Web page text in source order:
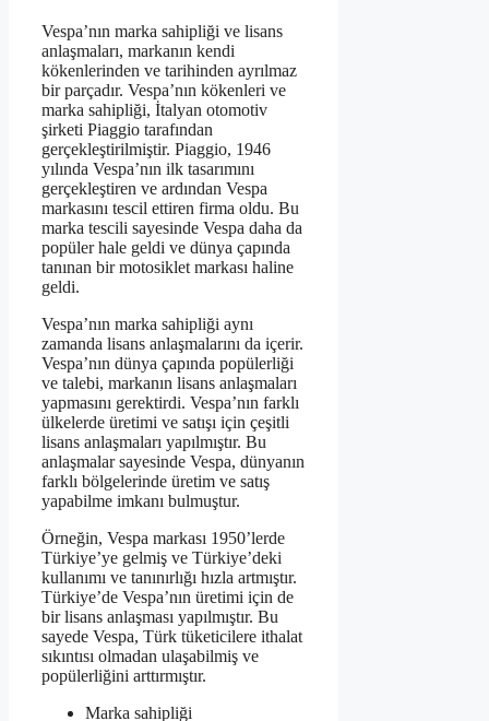
Vespa’nın marka sahipliği ve lisans
anlaşmaları, markanın kendi
kökenlerinden ve tarihinden ayrılmaz
bir parçadır. Vespa’nın kökenleri ve
marka sahipliği, İtalyan otomotiv
şirketi Piaggio tarafından
gerçekleştirilmiştir. Piaggio, 1946
yılında Vespa’nın ilk tasarımını
gerçekleştiren ve ardından Vespa
markasını tescil ettiren firma oldu. Bu
marka tescili sayesinde Vespa daha da
popüler hale geldi ve dünya çapında
tanınan bir motosiklet markası haline
geldi.
Vespa’nın marka sahipliği aynı
zamanda lisans anlaşmalarını da içerir.
Vespa’nın dünya çapında popülerliği
ve talebi, markanın lisans anlaşmaları
yapmasını gerektirdi. Vespa’nın farklı
ülkelerde üretimi ve satışı için çeşitli
lisans anlaşmaları yapılmıştır. Bu
anlaşmalar sayesinde Vespa, dünyanın
farklı bölgelerinde üretim ve satış
yapabilme imkanı bulmuştur.
Örneğin, Vespa markası 1950’lerde
Türkiye’ye gelmiş ve Türkiye’deki
kullanımı ve tanınırlığı hızla artmıştır.
Türkiye’de Vespa’nın üretimi için de
bir lisans anlaşması yapılmıştır. Bu
sayede Vespa, Türk tüketicilere ithalat
sıkıntısı olmadan ulaşabilmiş ve
popülerliğini arttırmıştır.
Marka sahipliği